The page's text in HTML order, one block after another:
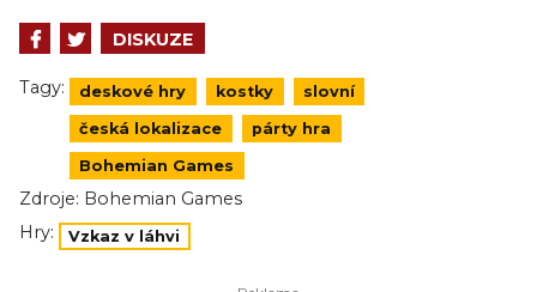
DISKUZE
Tagy: deskové hry kostky slovní
česká lokalizace párty hra
Bohemian Games
Zdroje: Bohemian Games
Hry:
Vzkaz v láhvi